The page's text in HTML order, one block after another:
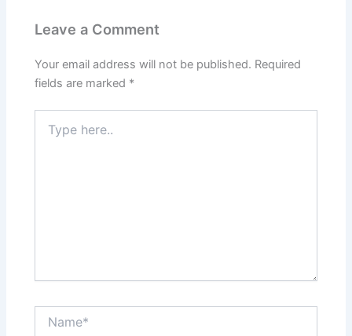
Leave a Comment
Your email address will not be published. Required
fields are marked *
here..